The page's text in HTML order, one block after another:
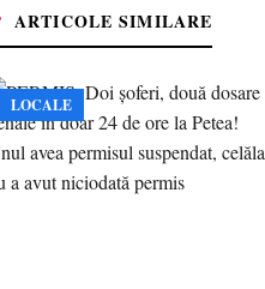
ARTICOLE SIMILARE
LOCALE